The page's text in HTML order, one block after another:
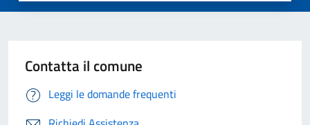
Contatta il comune
Leggi le domande frequenti